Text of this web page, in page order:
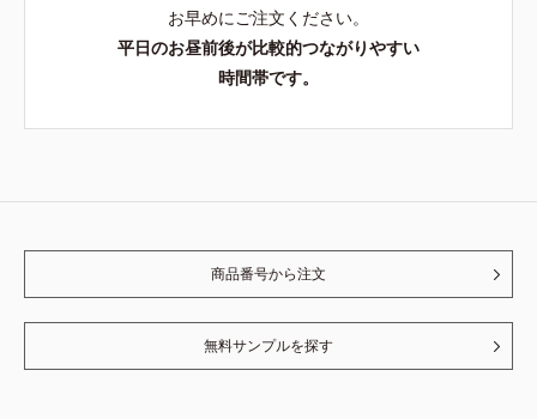
お早めにご注文ください。
平日のお昼前後が比較的つながりやすい
時間帯です。
商品番号から注文
無料サンプルを探す